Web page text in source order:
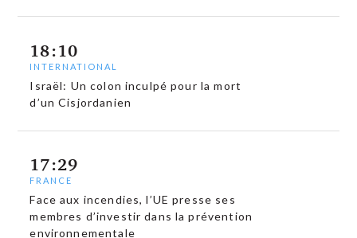
18:10
INTERNATIONAL
Israël: Un colon inculpé pour la mort
d’un Cisjordanien
17:29
FRANCE
Face aux incendies, l’UE presse ses
membres d’investir dans la prévention
environnementale